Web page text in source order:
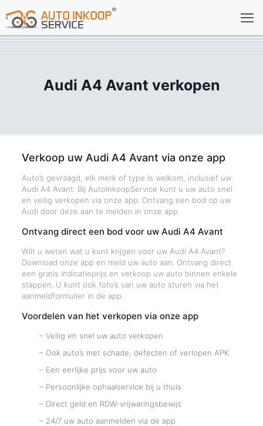
Audi A4 Avant verkopen
Verkoop uw Audi A4 Avant via onze app
Auto’s gevraagd, elk merk of type is welkom, inclusief uw
Audi A4 Avant. Bij AutoInkoopService kunt u uw auto snel
en veilig verkopen via onze app. Ontvang een bod op uw
Audi door deze aan te melden in onze app.
Ontvang direct een bod voor uw Audi A4 Avant
Wilt u weten wat u kunt krijgen voor uw Audi A4 Avant?
Download onze app en meld uw auto aan. Ontvang direct
een gratis indicatieprijs en verkoop uw auto binnen enkele
stappen. U kunt ook foto’s van uw auto sturen via het
aanmeldformulier in de app.
Voordelen van het verkopen via onze app
– Veilig en snel uw auto verkopen
– Ook auto’s met schade, defecten of verlopen APK
– Een eerlijke prijs voor uw auto
– Persoonlijke ophaalservice bij u thuis
– Direct geld en RDW-vrijwaringsbewijs
– 24/7 uw auto aanmelden via de app